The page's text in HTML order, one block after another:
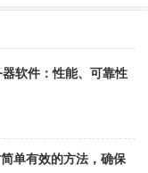
软件：性能、可靠性
单有效的方法，确保